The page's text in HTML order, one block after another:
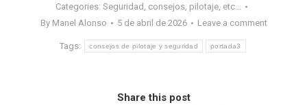
Categories: Seguridad, consejos, pilotaje, etc...
By Manel Alonso 5 de abril de 2026 Leave a comment
Tags: consejos de pilotaje y seguridad portada3
Share this post